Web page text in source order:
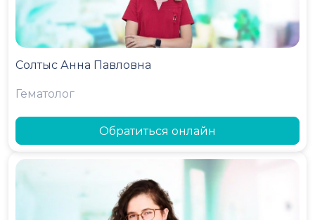
Солтыс Анна Павловна
Гематолог
Обратиться онлайн